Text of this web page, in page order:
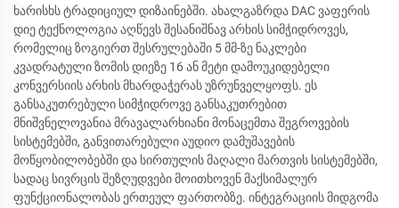
ხარისხს ტრადიციულ დიზაინებში. ახალგაზრდა DAC ვაფერის
დიე ტექნოლოგია აღწევს შესანიშნავ არხის სიმჭიდროვეს,
რომელიც ზოგიერთ შესრულებაში 5 მმ-ზე ნაკლები
კვადრატული ზომის დიეზე 16 ან მეტი დამოუკიდებელი
კონვერსიის არხის მხარდაჭერას უზრუნველყოფს. ეს
განსაკუთრებული სიმჭიდროვე განსაკუთრებით
მნიშვნელოვანია მრავალარხიანი მონაცემთა შეგროვების
სისტემებში, განვითარებული აუდიო დამუშავების
მოწყობილობებში და სირთულის მაღალი მართვის სისტემებში,
სადაც სივრცის შეზღუდვები მოითხოვენ მაქსიმალურ
ფუნქციონალობას ერთეულ ფართობზე. ინტეგრაციის მიდგომა